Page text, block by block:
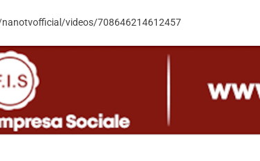
videos/708646214612457